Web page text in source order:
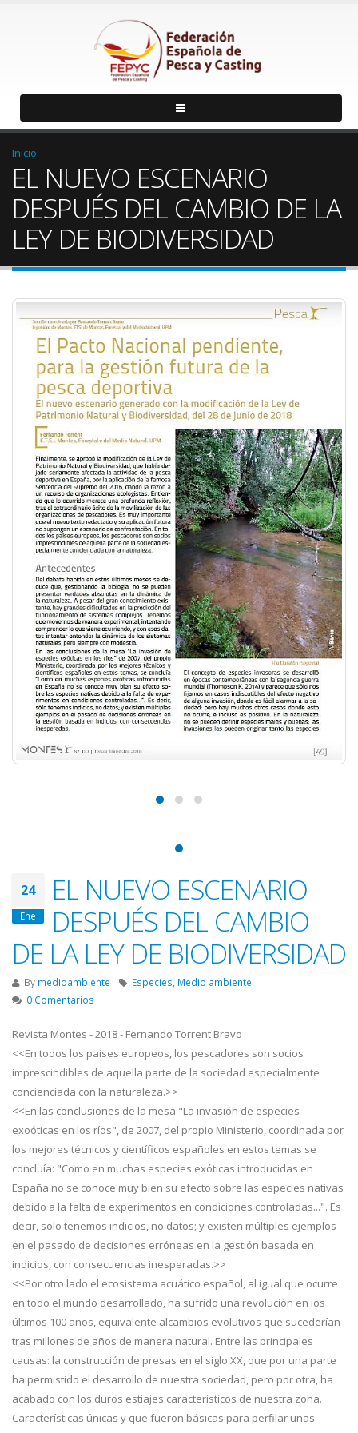
Inicio
EL NUEVO ESCENARIO
DESPUÉS DEL CAMBIO DE LA
LEY DE BIODIVERSIDAD
24
Ene
EL NUEVO ESCENARIO
DESPUÉS DEL CAMBIO
DE LA LEY DE BIODIVERSIDAD
By medioambiente Especies Medio ambiente
0 Comentarios
Revista Montes - 2018 - Fernando Torrent Bravo
<<En todos los paises europeos, los pescadores son socios
imprescindibles de aquella parte de la sociedad especialmente
concienciada con la naturaleza.>>
<<En las conclusiones de la mesa "La invasión de especies
exoóticas en los ríos", de 2007, del propio Ministerio, coordinada por
los mejores técnicos y científicos españoles en estos temas se
concluía: "Como en muchas especies exóticas introducidas en
España no se conoce muy bien su efecto sobre las especies nativas
debido a la falta de experimentos en condiciones controladas...". Es
decir, solo tenemos indicios, no datos; y existen múltiples ejemplos
en el pasado de decisiones erróneas en la gestión basada en
indicios, con consecuencias inesperadas.>>
<<Por otro lado el ecosistema acuático español, al igual que ocurre
en todo el mundo desarrollado, ha sufrido una revolución en los
últimos 100 años, equivalente alcambios evolutivos que sucederían
tras millones de años de manera natural. Entre las principales
causas: la construcción de presas en el siglo XX, que por una parte
ha permistido el desarrollo de nuestra sociedad, pero por otra, ha
acabado con los duros estiajes característicos de nuestra zona.
Características únicas y que fueron básicas para perfilar unas